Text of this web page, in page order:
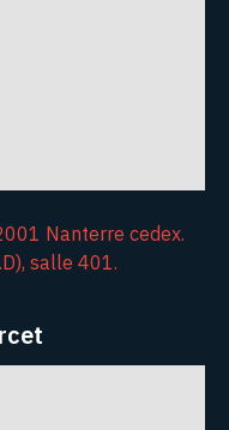
Nanterre cedex.
salle 401.